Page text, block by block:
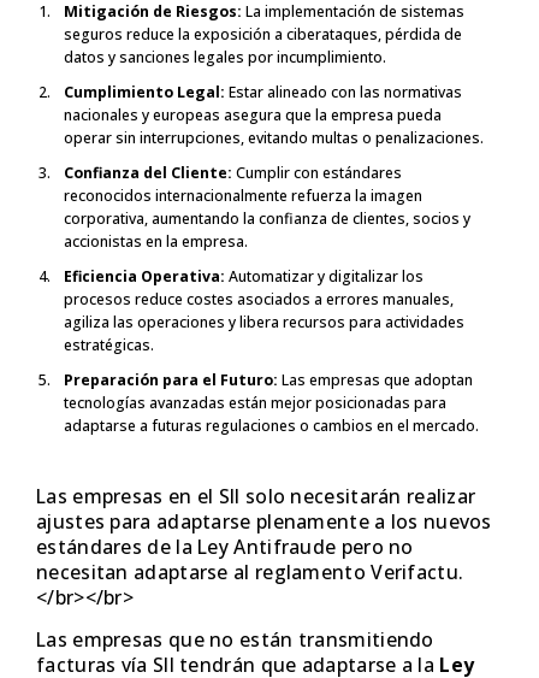
Mitigación de Riesgos: La implementación de sistemas
seguros reduce la exposición a ciberataques, pérdida de
datos y sanciones legales por incumplimiento.
Cumplimiento Legal: Estar alineado con las normativas
nacionales y europeas asegura que la empresa pueda
operar sin interrupciones, evitando multas o penalizaciones.
Confianza del Cliente: Cumplir con estándares
reconocidos internacionalmente refuerza la imagen
corporativa, aumentando la confianza de clientes, socios y
accionistas en la empresa.
Eficiencia Operativa: Automatizar y digitalizar los
procesos reduce costes asociados a errores manuales,
agiliza las operaciones y libera recursos para actividades
estratégicas.
Preparación para el Futuro: Las empresas que adoptan
tecnologías avanzadas están mejor posicionadas para
adaptarse a futuras regulaciones o cambios en el mercado.
Las empresas en el SII solo necesitarán realizar
ajustes para adaptarse plenamente a los nuevos
estándares de la Ley Antifraude pero no
necesitan adaptarse al reglamento Verifactu.
</br></br>
Las empresas que no están transmitiendo
facturas vía SII tendrán que adaptarse a la Ley